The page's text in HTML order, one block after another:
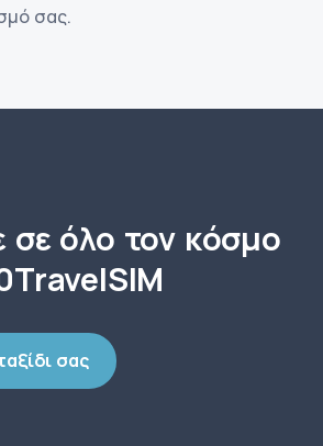
σας.
σε όλο τον κόσμο
σας